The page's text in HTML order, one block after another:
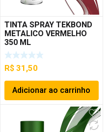
TINTA SPRAY TEKBOND
METALICO VERMELHO
350 ML
R$31,50
Adicionar ao carrinho